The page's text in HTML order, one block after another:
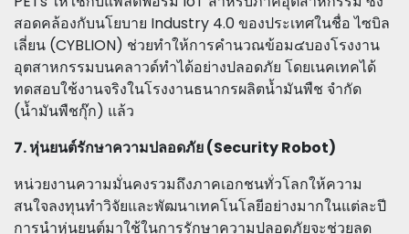
สอดคล้องกับนโยบาย Industry 4.0 ของประเทศในชื่อ ไซบิล
เลี่ยน (CYBLION) ช่วยทำให้การคำนวณข้อม๔บองโรงงาน
อุตสาหกรรมบนคลาวด์ทำได้อย่างปลอดภัย โดยเนคเทคได้
ทดสอบใช้งานจริงในโรงงานธนากรผลิตน้ำมันพืช จำกัด
(น้ำมันพืชกุ๊ก) แล้ว
7. หุ่นยนต์รักษาความปลอดภัย (Security Robot)
หน่วยงานความมั่นคงรวมถึงภาคเอกชนทั่วโลกให้ความ
สนใจลงทุนทำวิจัยและพัฒนาเทคโนโลยีอย่างมากในแต่ละปี
การนำหุ่นยนต์มาใช้ในการรักษาความปลอดภัยจะช่วยลด